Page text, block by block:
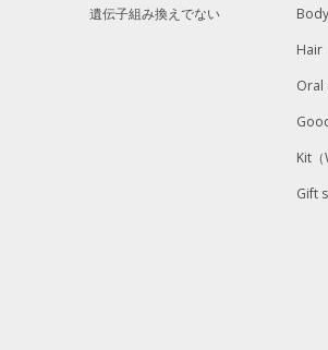
遺伝子組み換えでない
Body
Hair
Oral
Kit
Gift